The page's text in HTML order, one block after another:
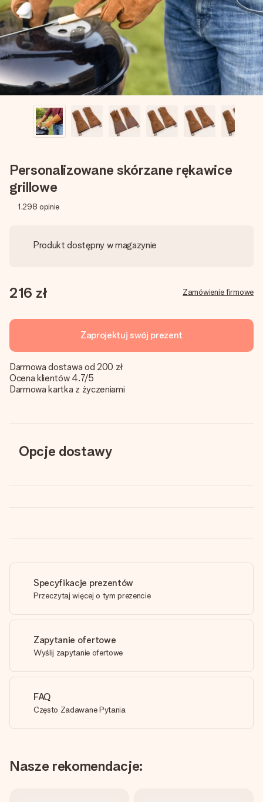
imieniem, swoim zdjęciem lub wiadomością, która naprawdę
poruszy serce. Bez problemu, po prostu ogrom miłości na
tę chwilę.
Personalizowane skórzane rękawice
grillowe
1,298 opinie
Produkt dostępny w magazynie
216 zł Zamówienie firmowe
Zaprojektuj swój prezent
Darmowa dostawa od 200 zł
Ocena klientów 4.7/5
Darmowa kartka z życzeniami
Opcje dostawy
Specyfikacje prezentów
Przeczytaj więcej o tym prezencie
Zapytanie ofertowe
Wyślij zapytanie ofertowe
FAQ
Często Zadawane Pytania
Nasze rekomendacje: